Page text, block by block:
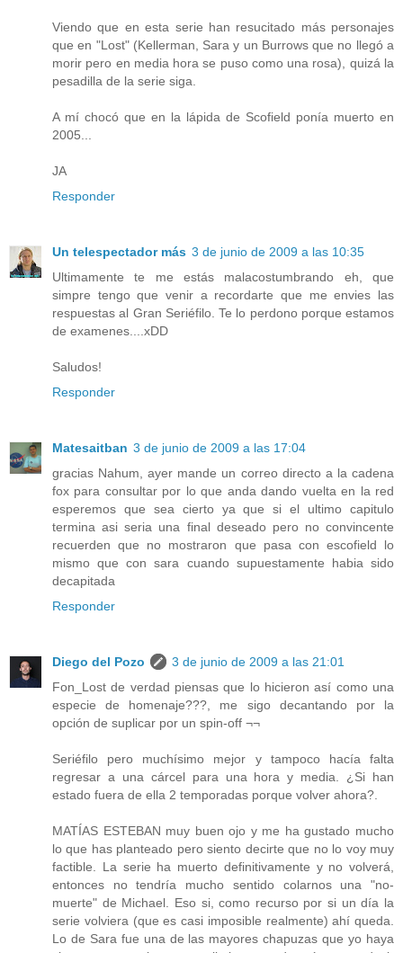
Viendo que en esta serie han resucitado más personajes
que en "Lost" (Kellerman, Sara y un Burrows que no llegó a
morir pero en media hora se puso como una rosa), quizá la
pesadilla de la serie siga.
A mí chocó que en la lápida de Scofield ponía muerto en
2005...
JA
Responder
Un telespectador más 3 de junio de 2009 a las 10:35
Ultimamente te me estás malacostumbrando eh, que
simpre tengo que venir a recordarte que me envies las
respuestas al Gran Seriéfilo. Te lo perdono porque estamos
de examenes....xDD
Saludos!
Responder
Matesaitban 3 de junio de 2009 a las 17:04
gracias Nahum, ayer mande un correo directo a la cadena
fox para consultar por lo que anda dando vuelta en la red
esperemos que sea cierto ya que si el ultimo capitulo
termina asi seria una final deseado pero no convincente
recuerden que no mostraron que pasa con escofield lo
mismo que con sara cuando supuestamente habia sido
decapitada
Responder
Diego del Pozo
3 de junio de 2009 a las 21:01
Fon_Lost de verdad piensas que lo hicieron así como una
especie de homenaje???, me sigo decantando por la
opción de suplicar por un spin-off ¬¬
Seriéfilo pero muchísimo mejor y tampoco hacía falta
regresar a una cárcel para una hora y media. ¿Si han
estado fuera de ella 2 temporadas porque volver ahora?.
MATÍAS ESTEBAN muy buen ojo y me ha gustado mucho
lo que has planteado pero siento decirte que no lo voy muy
factible. La serie ha muerto definitivamente y no volverá,
entonces no tendría mucho sentido colarnos una "no-
muerte" de Michael. Eso si, como recurso por si un día la
serie volviera (que es casi imposible realmente) ahí queda.
Lo de Sara fue una de las mayores chapuzas que yo haya